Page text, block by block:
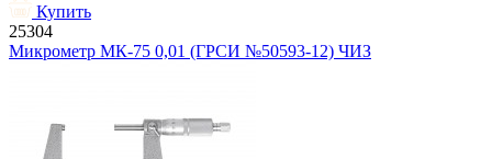
Купить
25304
Микрометр МК-75 0,01 (ГРСИ №50593-12) ЧИЗ